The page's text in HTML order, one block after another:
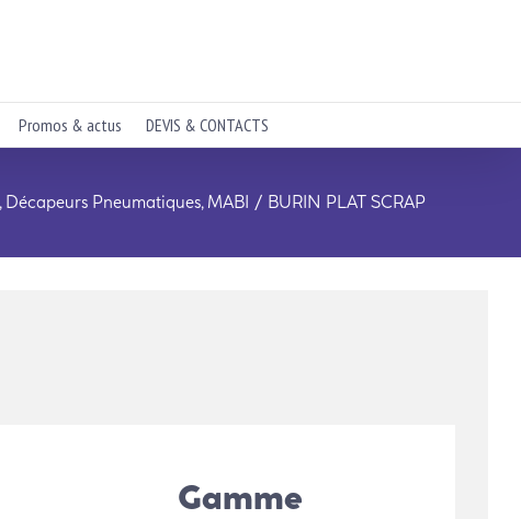
Promos & actus DEVIS & CONTACTS
Décapeurs Pneumatiques MABI BURIN PLAT SCRAP
Gamme